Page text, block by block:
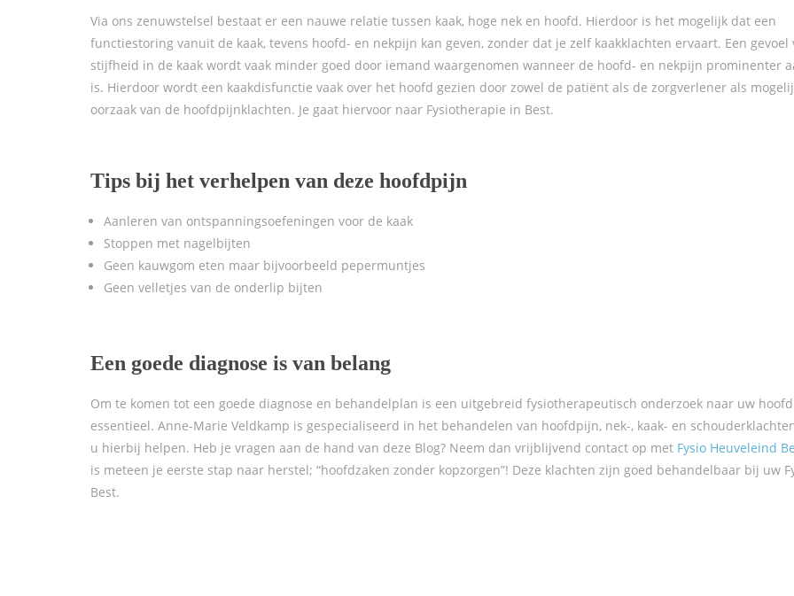
Via ons zenuwstelsel bestaat er een nauwe relatie tussen kaak, hoge nek en hoofd. Hierdoor is het mogelijk dat een
functiestoring vanuit de kaak, tevens hoofd- en nekpijn kan geven, zonder dat je zelf kaakklachten ervaart. Een gevoel
stijfheid in de kaak wordt vaak minder goed door iemand waargenomen wanneer de hoofd- en nekpijn prominenter
is. Hierdoor wordt een kaakdisfunctie vaak over het hoofd gezien door zowel de patiënt als de zorgverlener als
oorzaak van de hoofdpijnklachten. Je gaat hiervoor naar Fysiotherapie in Best.
Tips bij het verhelpen van deze hoofdpijn
Aanleren van ontspanningsoefeningen voor de kaak
Stoppen met nagelbijten
Geen kauwgom eten maar bijvoorbeeld pepermuntjes
Geen velletjes van de onderlip bijten
Een goede diagnose is van belang
Om te komen tot een goede diagnose en behandelplan is een uitgebreid fysiotherapeutisch onderzoek naar uw
essentieel. Anne-Marie Veldkamp is gespecialiseerd in het behandelen van hoofdpijn, nek-, kaak- en
u hierbij helpen. Heb je vragen aan de hand van deze Blog? Neem dan vrijblijvend contact op met Fysio Heuveleind
is meteen je eerste stap naar herstel; “hoofdzaken zonder kopzorgen”! Deze klachten zijn goed behandelbaar bij uw
Best.